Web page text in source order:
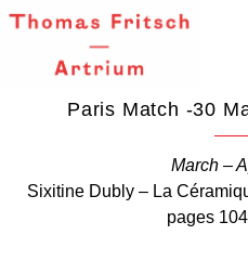
Paris Match -30
March –
Sixitine Dubly – La
pages